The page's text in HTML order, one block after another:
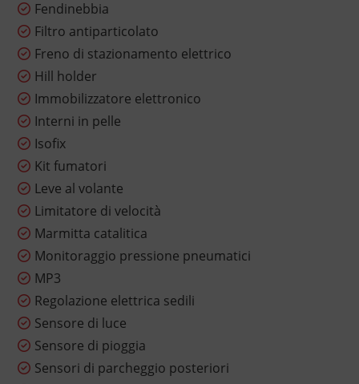
Fendinebbia
Filtro antiparticolato
Freno di stazionamento elettrico
Hill holder
Immobilizzatore elettronico
Interni in pelle
Isofix
Kit fumatori
Leve al volante
Limitatore di velocità
Marmitta catalitica
Monitoraggio pressione pneumatici
MP3
Regolazione elettrica sedili
Sensore di luce
Sensore di pioggia
Sensori di parcheggio posteriori